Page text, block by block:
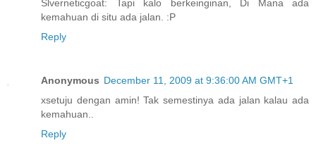
Slverneticgoat: Tapi kalo berkeinginan, Di Mana ada
kemahuan di situ ada jalan. :P
Reply
Anonymous December 11, 2009 at 9:36:00 AM GMT+1
xsetuju dengan amin! Tak semestinya ada jalan kalau ada
kemahuan..
Reply